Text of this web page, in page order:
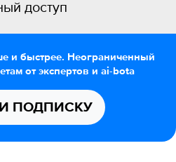
доступ
и быстрее. Неограниченный
от экспертов и ai-bota
ПОДПИСКУ